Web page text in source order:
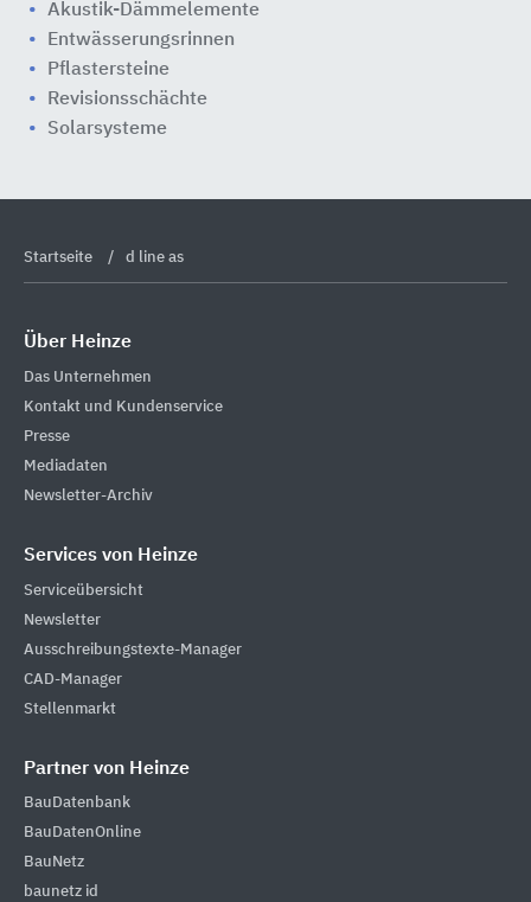
Akustik-Dämmelemente
Entwässerungsrinnen
Pflastersteine
Revisionsschächte
Solarsysteme
Startseite d line as
Über Heinze
Das Unternehmen
Kontakt und Kundenservice
Presse
Mediadaten
Newsletter-Archiv
Services von Heinze
Serviceübersicht
Newsletter
Ausschreibungstexte-Manager
CAD-Manager
Stellenmarkt
Partner von Heinze
BauDatenbank
BauDatenOnline
BauNetz
baunetz id